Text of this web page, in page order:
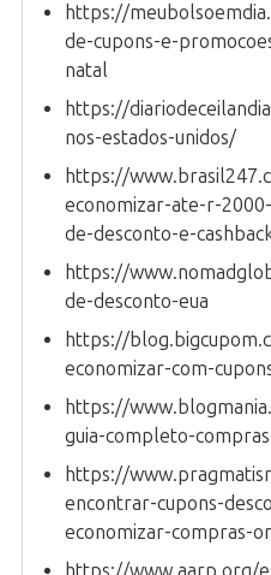
https://
de-cupons-e-
natal
https://
nos-estados-unidos/
https://
economizar-ate-r-
de-desconto-e-
https://
de-desconto-eua
https://
economizar-com-
https://
guia-completo-
https://
encontrar-cupons-
economizar-compras-